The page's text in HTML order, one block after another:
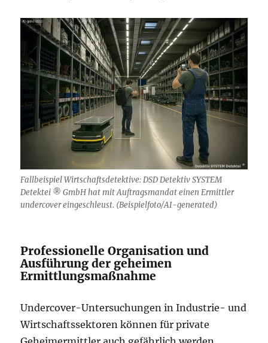
Fallbeispiel Wirtschaftsdetektive: DSD Detektiv SYSTEM
Detektei ® GmbH hat mit Auftragsmandat einen Ermittler
undercover eingeschleust. (Beispielfoto/AI-generated)
Professionelle Organisation und
Ausführung der geheimen
Ermittlungsmaßnahme
Undercover-Untersuchungen in Industrie- und
Wirtschaftssektoren können für private